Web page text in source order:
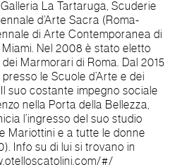
La Tartaruga, Scuderie
d’Arte Sacra (Roma-
di Arte Contemporanea di
Nel 2008 è stato eletto
Marmorari di Roma. Dal 2015
le Scuole d’Arte e dei
suo costante impegno sociale
nella Porta della Bellezza,
l’ingresso del suo studio
Mariottini e a tutte le donne
Info su di lui si trovano in